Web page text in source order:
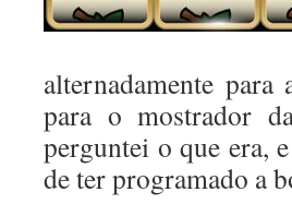
alternadamente
para o mostrador
perguntei o que era,
de ter programado a